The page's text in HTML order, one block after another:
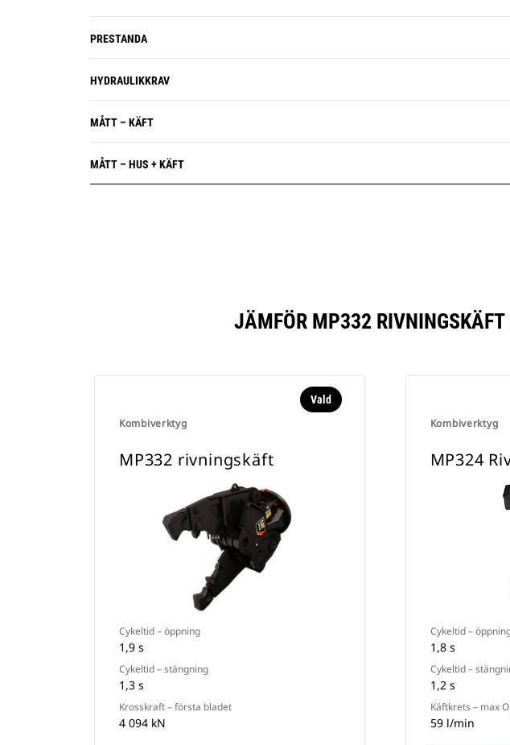
PRESTANDA
HYDRAULIKKRAV
MÅTT – KÄFT
MÅTT – HUS + KÄFT
JÄMFÖR MP332
Kombiverktyg
Vald
MP332 rivningskäft
Cykeltid – öppning
1,9 s
Cykeltid – stängning
1,3 s
Krosskraft – första bladet
4 094 kN
Kombiverktyg
MP324
Cykeltid –
1,8 s
Cykeltid –
1,2 s
Käftkrets – max
59 l/min